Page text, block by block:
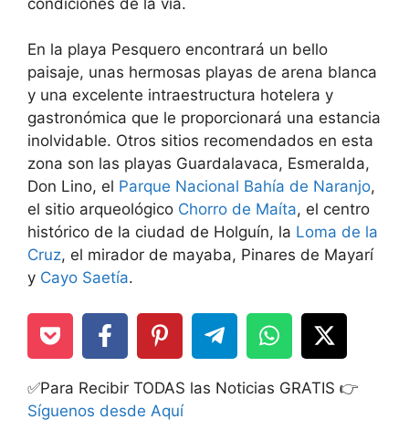
En la playa Pesquero encontrará un bello
paisaje, unas hermosas playas de arena blanca
y una excelente intraestructura hotelera y
gastronómica que le proporcionará una estancia
inolvidable. Otros sitios recomendados en esta
zona son las playas Guardalavaca, Esmeralda,
Don Lino, el Parque Nacional Bahía de Naranjo,
el sitio arqueológico Chorro de Maíta, el centro
histórico de la ciudad de Holguín, la Loma de la
Cruz, el mirador de mayaba, Pinares de Mayarí
y Cayo Saetía.
✅Para Recibir TODAS las Noticias GRATIS 👉
Síguenos desde Aquí